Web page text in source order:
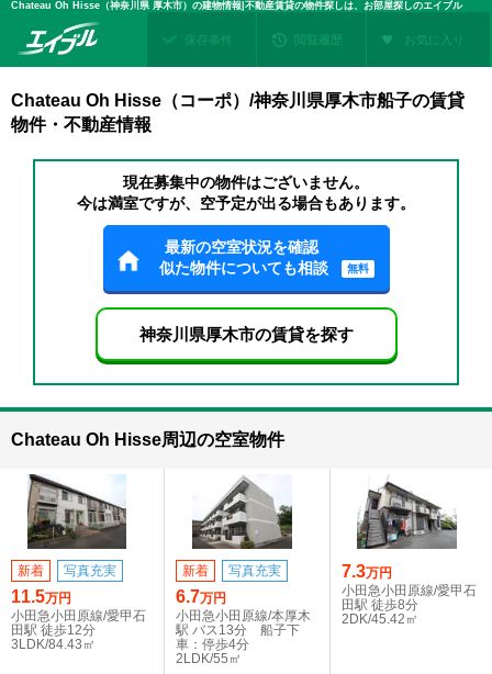
Chateau Oh Hisse（神奈川県 厚木市）の建物情報|不動産賃貸の物件探しは、お部屋探しのエイブル
保存条件 閲覧履歴 お気に入り
Chateau Oh Hisse（コーポ）/神奈川県厚木市船子の賃貸
物件・不動産情報
現在募集中の物件はございません。
今は満室ですが、空予定が出る場合もあります。
最新の空室状況を確認
似た物件についても相談
無料
神奈川県厚木市の賃貸を探す
Chateau Oh Hisse周辺の空室物件
新着 写真充実
11.5万円
小田急小田原線/愛甲石
田駅 徒歩12分
3LDK/84.43㎡
新着 写真充実
6.7万円
小田急小田原線/本厚木
駅 バス13分 船子下
車：停歩4分
2LDK/55㎡
7.3万円
小田急小田原線/愛甲石
田駅 徒歩8分
2DK/45.42㎡